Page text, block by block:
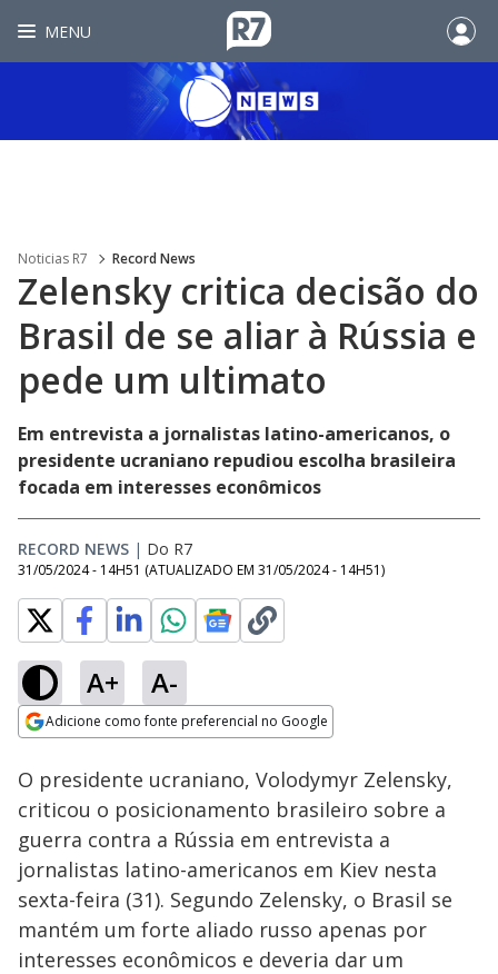
MENU
Noticias R7 Record News
Zelensky critica decisão do
Brasil de se aliar à Rússia e
pede um ultimato
Em entrevista a jornalistas latino-americanos, o
presidente ucraniano repudiou escolha brasileira
focada em interesses econômicos
RECORD NEWS | Do R7
31/05/2024 - 14H51 (ATUALIZADO EM 31/05/2024 - 14H51)
A+ A-
Adicione como fonte preferencial no Google
Ativar
100.00%
O presidente ucraniano, Volodymyr Zelensky,
criticou o posicionamento brasileiro sobre a
guerra contra a Rússia em entrevista a
jornalistas latino-americanos em Kiev nesta
sexta-feira (31). Segundo Zelensky, o Brasil se
mantém um forte aliado russo apenas por
interesses econômicos e deveria dar um